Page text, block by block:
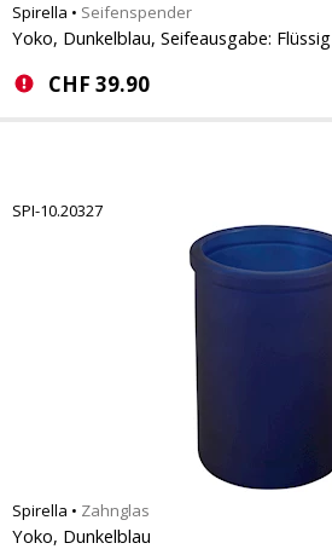
Spirella • Seifenspender
Yoko, Dunkelblau, Seifeausgabe: Flüssig
CHF 39.90
SPI-10.20327
Spirella • Zahnglas
Yoko, Dunkelblau